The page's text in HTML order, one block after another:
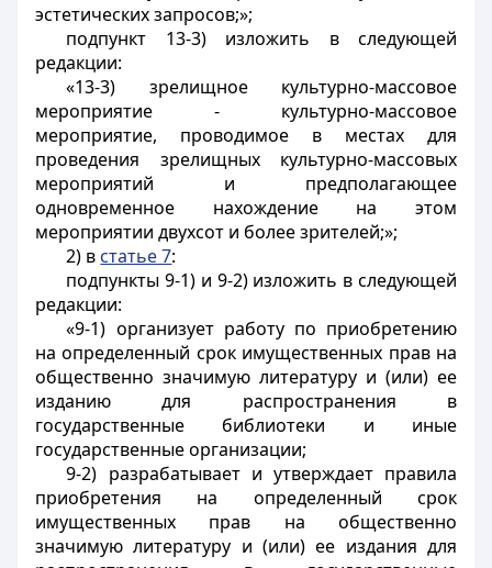
эстетических запросов;»;
подпункт 13-3) изложить в следующей
редакции:
«13-3) зрелищное культурно-массовое
мероприятие - культурно-массовое
мероприятие, проводимое в местах для
проведения зрелищных культурно-массовых
мероприятий и предполагающее
одновременное нахождение на этом
мероприятии двухсот и более зрителей;»;
2) в статье 7:
подпункты 9-1) и 9-2) изложить в следующей
редакции:
«9-1) организует работу по приобретению
на определенный срок имущественных прав на
общественно значимую литературу и (или) ее
изданию для распространения в
государственные библиотеки и иные
государственные организации;
9-2) разрабатывает и утверждает правила
приобретения на определенный срок
имущественных прав на общественно
значимую литературу и (или) ее издания для